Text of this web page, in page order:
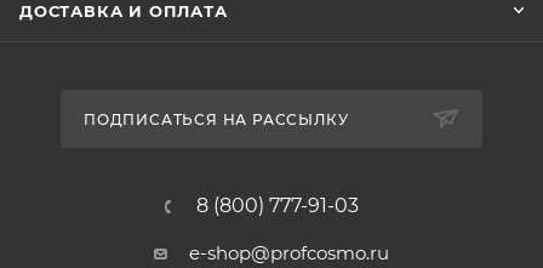
ДОСТАВКА И ОПЛАТА
ПОДПИСАТЬСЯ НА РАССЫЛКУ
8 (800) 777-91-03
e-shop@profcosmo.ru